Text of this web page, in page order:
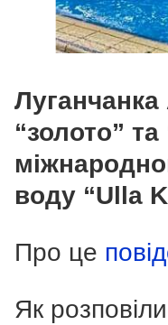
“золото”
воду “Ulla
Про це
Як